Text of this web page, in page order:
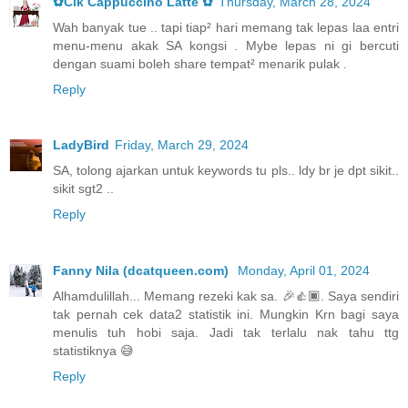
Wah banyak tue .. tapi tiap² hari memang tak lepas laa entri
menu-menu akak SA kongsi . Mybe lepas ni gi bercuti
dengan suami boleh share tempat² menarik pulak .
Reply
LadyBird Friday, March 29, 2024
SA, tolong ajarkan untuk keywords tu pls.. ldy br je dpt sikit..
sikit sgt2 ..
Reply
Fanny Nila (dcatqueen.com)
Monday, April 01, 2024
Alhamdulillah... Memang rezeki kak sa. 🎉👍🏿. Saya sendiri
tak pernah cek data2 statistik ini. Mungkin Krn bagi saya
menulis tuh hobi saja. Jadi tak terlalu nak tahu ttg
statistiknya 😅
Reply